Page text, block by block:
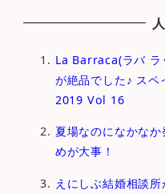
La Barraca(ラバ ラ
が絶品でした♪ ス
2019 Vol 16
夏場なのになかな
めが大事！
えにしぶ結婚相談